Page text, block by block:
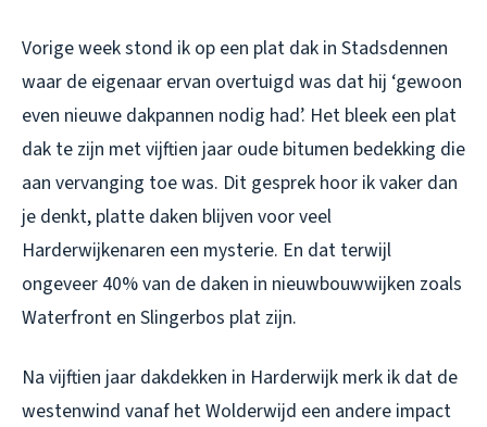
Vorige week stond ik op een plat dak in Stadsdennen
waar de eigenaar ervan overtuigd was dat hij ‘gewoon
even nieuwe dakpannen nodig had’. Het bleek een plat
dak te zijn met vijftien jaar oude bitumen bedekking die
aan vervanging toe was. Dit gesprek hoor ik vaker dan
je denkt, platte daken blijven voor veel
Harderwijkenaren een mysterie. En dat terwijl
ongeveer 40% van de daken in nieuwbouwwijken zoals
Waterfront en Slingerbos plat zijn.
Na vijftien jaar dakdekken in Harderwijk merk ik dat de
westenwind vanaf het Wolderwijd een andere impact